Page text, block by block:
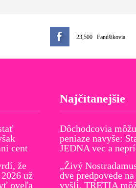
23,500 Fanúšikovia
cent
že
už
oveľa
Najčítanejšie
Dôchodcovia
peniaze navyše:
JEDNA vec a
„Živý
dve predpovede
vyšli. TRETIA